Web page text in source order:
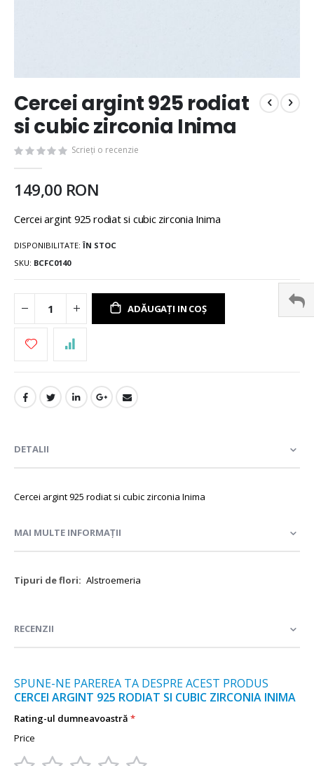
Cercei argint 925 rodiat
si cubic zirconia Inima
Scrieți o recenzie
149,00 RON
Cercei argint 925 rodiat si cubic zirconia Inima
DISPONIBILITATE: ÎN STOC
SKU BCFC0140
ADĂUGAȚI IN COȘ
DETALII
Cercei argint 925 rodiat si cubic zirconia Inima
MAI MULTE INFORMAȚII
Mai
Alstroemeria
RECENZII
SPUNE-NE PAREREA TA DESPRE ACEST PRODUS
CERCEI ARGINT 925 RODIAT SI CUBIC ZIRCONIA INIMA
Rating-ul dumneavoastră
Price